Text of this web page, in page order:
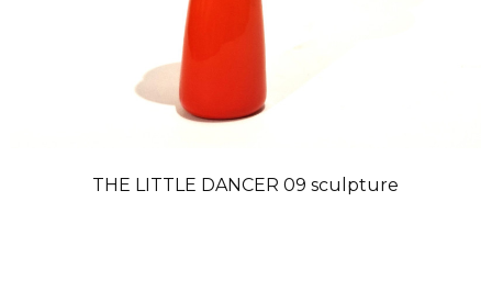
THE LITTLE DANCER 09 sculpture